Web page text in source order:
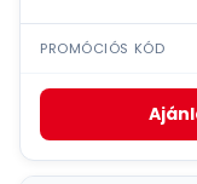
PROMÓCIÓS KÓD